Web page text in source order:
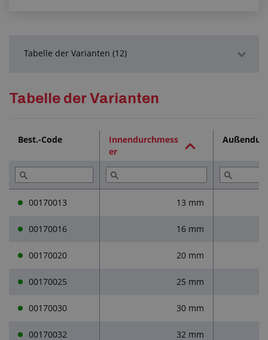
Tabelle der Varianten (12)
Tabelle der Varianten
Best.-Code
Innendurchmess
er
00170013 13 mm
00170016 16 mm
00170020 20 mm
00170025 25 mm
00170030 30 mm
00170032 32 mm